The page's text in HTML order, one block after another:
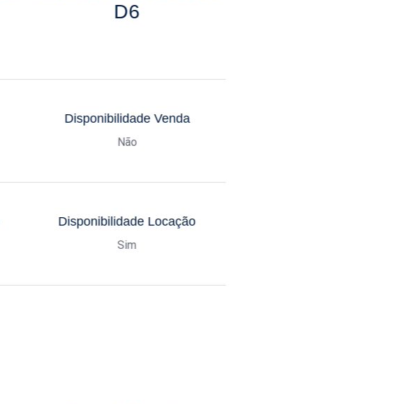
D6
Disponibilidade Venda
Não
Disponibilidade Locação
Sim